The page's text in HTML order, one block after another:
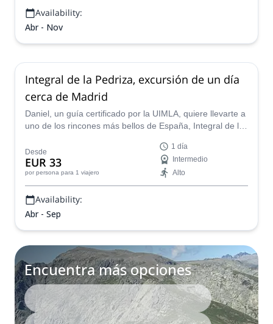
Availability:
Abr - Nov
Integral de la Pedriza, excursión de un día
cerca de Madrid
Daniel, un guía certificado por la UIMLA, quiere llevarte a
uno de los rincones más bellos de España, Integral de la
descubre este maravilloso lugar.
Desde
EUR 33
por persona para 1 viajero
1 día
Intermedio
Alto
Availability:
Abr - Sep
Encuentra más opciones